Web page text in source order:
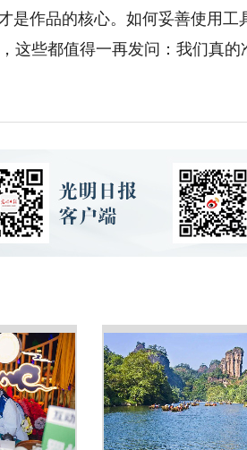
是作品的核心。如何妥善使用
这些都值得一再发问：我们真的